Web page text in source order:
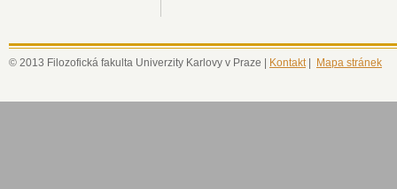
© 2013 Filozofická fakulta Univerzity Karlovy v Praze | Kontakt| Mapa stránek